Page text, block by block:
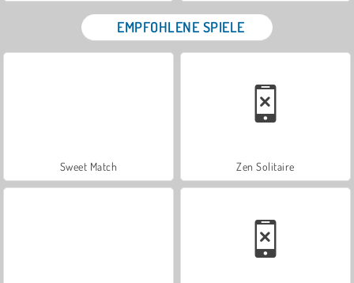
EMPFOHLENE SPIELE
Sweet Match Zen Solitaire